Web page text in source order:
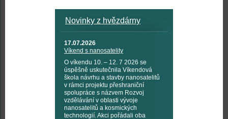
Novinky z hvězdárny
17.07.2026
Víkend s nanosatelity
O víkendu 10. – 12. 7 2026 se
úspěšně uskutečnila Víkendová
škola návrhu a stavby nanosatelitů
v rámci projektu přeshraniční
spolupráce s názvem Rozvoj
vzdělávání v oblasti vývoje
nanosatelitů a kosmických
technologií. Akci pořádali oba